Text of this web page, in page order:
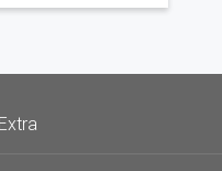
Extra